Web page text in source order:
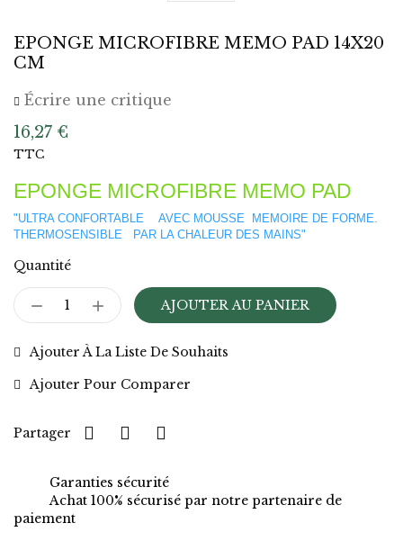
EPONGE MICROFIBRE MEMO PAD 14X20
CM
Écrire une critique
16,27 €
TTC
EPONGE MICROFIBRE MEMO PAD
"ULTRA CONFORTABLE AVEC MOUSSE MEMOIRE DE FORME.
THERMOSENSIBLE PAR LA CHALEUR DES MAINS"
Quantité
AJOUTER AU PANIER
Ajouter À La Liste De Souhaits
Ajouter Pour Comparer
Partager
Garanties sécurité
Achat 100% sécurisé par notre partenaire de
paiement